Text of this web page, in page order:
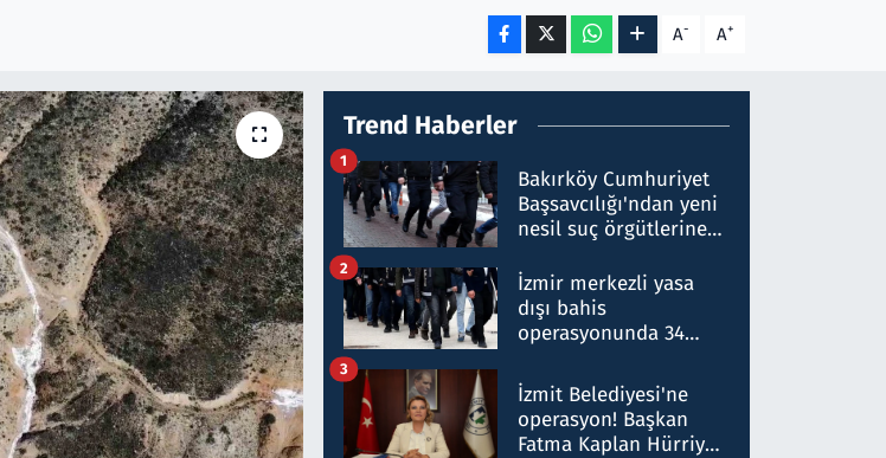
A- A+
Trend Haberler
Bakırköy Cumhuriyet
Başsavcılığı'ndan yeni
nesil suç örgütlerine
hakkında gözaltı kararı
1
İzmir merkezli yasa
dışı bahis
operasyonunda 34
Milyar liralık para
trafiği tespit edildi
2
İzmit Belediyesi'ne
operasyon! Başkan
Fatma Kaplan Hürriyet
3